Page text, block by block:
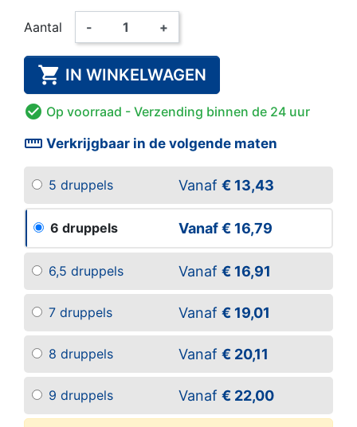
Aantal - +
 IN WINKELWAGEN
 Op voorraad - Verzending binnen de 24 uur
straighten Verkrijgbaar in de volgende maten
5 druppels Vanaf € 13,43
6 druppels Vanaf€ 16,79
6,5 druppels Vanaf € 16,91
7 druppels Vanaf € 19,01
8 druppels Vanaf € 20,11
9 druppels Vanaf € 22,00